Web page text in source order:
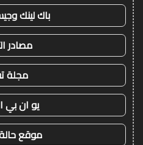
باك لينك
مصادر
مجلة
يو ان بي
موقع حالة